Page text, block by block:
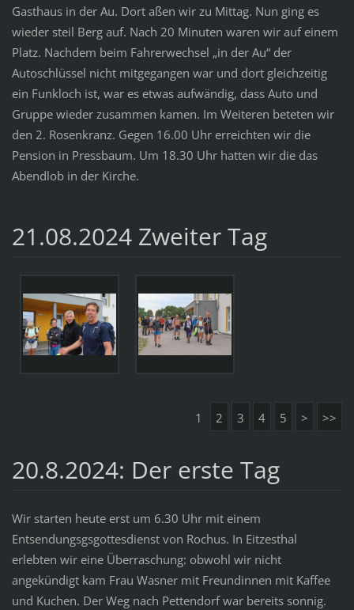
Gasthaus in der Au. Dort aßen wir zu Mittag. Nun ging es
wieder steil Berg auf. Nach 20 Minuten waren wir auf einem
Platz. Nachdem beim Fahrerwechsel „in der Au“ der
Autoschlüssel nicht mitgegangen war und dort gleichzeitig
ein Funkloch ist, war es etwas aufwändig, dass Auto und
Gruppe wieder zusammen kamen. Im Weiteren beteten wir
den 2. Rosenkranz. Gegen 16.00 Uhr erreichten wir die
Pension in Pressbaum. Um 18.30 Uhr hatten wir die das
Abendlob in der Kirche.
21.08.2024 Zweiter Tag
1 2 3 4 5 > >>
20.8.2024: Der erste Tag
Wir starten heute erst um 6.30 Uhr mit einem
Entsendungsgsgottesdienst von Rochus. In Eitzesthal
erlebten wir eine Überraschung: obwohl wir nicht
angekündigt kam Frau Wasner mit Freundinnen mit Kaffee
und Kuchen. Der Weg nach Pettendorf war bereits sonnig.